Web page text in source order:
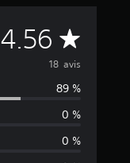
4.56 M
o
y
e
18 avis
89 %
0 %
0 %